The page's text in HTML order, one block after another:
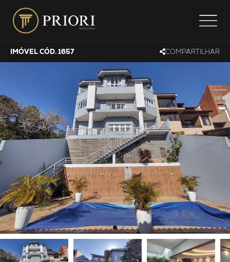
IMÓVEL CÓD. 1657 COMPARTILHAR